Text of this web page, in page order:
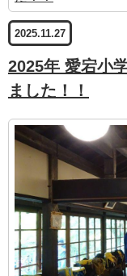
2025.11.27
2025年 愛宕小
ました！！